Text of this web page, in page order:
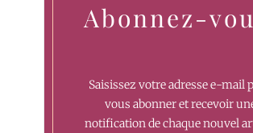
Abonnez-
Saisissez votre adresse e-mail
vous abonner et recevoir
notification de chaque nouvel